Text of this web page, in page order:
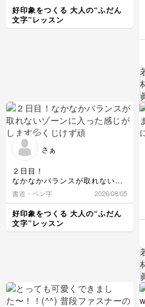
好印象をつくる 大人の“ふだん
文字”レッスン
さぁ
２日目！
なかなかバランスが取れないゾ
ーンに入った感じがします💦
くじけず頑張ります！
書道・ペン字 2026/08/05
好印象をつくる 大人の“ふだん
文字”レッスン